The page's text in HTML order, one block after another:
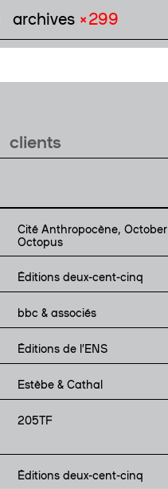
archives × 299
clients
Cité Anthropocène, October
Octopus
Éditions deux-cent-cinq
bbc & associés
Éditions de l’ENS
Estèbe & Cathal
205TF
Éditions deux-cent-cinq